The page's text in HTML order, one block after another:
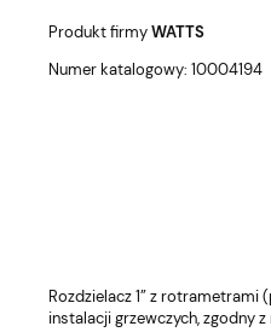
Produkt firmyWATTS
Numer katalogowy: 10004194
Rozdzielacz 1” z rotrametrami
instalacji grzewczych, zgodny